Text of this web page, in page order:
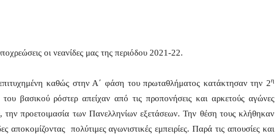
οι νεανίδες μας της περιόδου 2021-22.
καθώς στην Α΄ φάση του πρωταθλήματος κατάκτησαν την 2η
βασικού ρόστερ απείχαν από τις προπονήσεις και αρκετούς αγώνες
την προετοιμασία των Πανελληνίων εξετάσεων. Την θέση τους κλήθηκαν
αποκομίζοντας πολύτιμες αγωνιστικές εμπειρίες. Παρά τις απουσίες και